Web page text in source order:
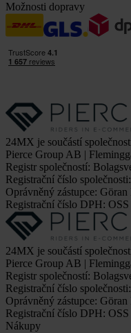
Možnosti dopravy
24MX je součástí
Pierce Group AB |
Registr společností:
Registrační číslo
Oprávněný zástupce:
Registrační číslo DPH:
24MX je součástí
Pierce Group AB |
Registr společností:
Registrační číslo
Oprávněný zástupce:
Registrační číslo DPH:
Nákupy